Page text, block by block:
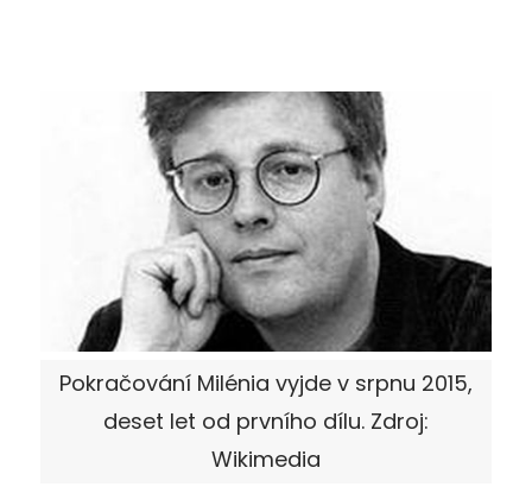
Pokračování Milénia vyjde v srpnu 2015,
deset let od prvního dílu. Zdroj:
Wikimedia